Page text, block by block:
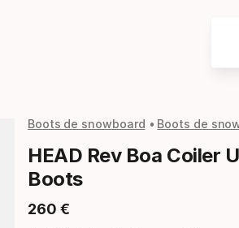
Boots de snowboard Boots de
HEAD Rev Boa Coiler
Boots
260 €
Prix final